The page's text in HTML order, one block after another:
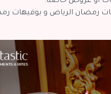
رمضان الرياض و بوفيهات